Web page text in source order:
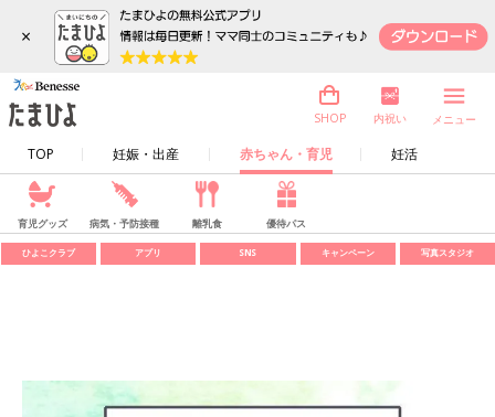
×
TOP 妊娠・出産 赤ちゃん・育児 妊活
SHOP 内祝い メニュー
育児グッズ 病気・予防接種 離乳食 優待パス
ひよこクラブ アプリ SNS キャンペーン 写真スタジオ